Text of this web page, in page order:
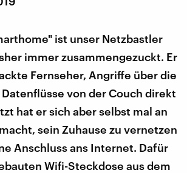
ist unser Netzbastler
immer zusammengezuckt. Er
Fernseher, Angriffe über die
von der Couch direkt
hat er sich aber selbst mal an
sein Zuhause zu vernetzen
Anschluss ans Internet. Dafür
Wifi-Steckdose aus dem